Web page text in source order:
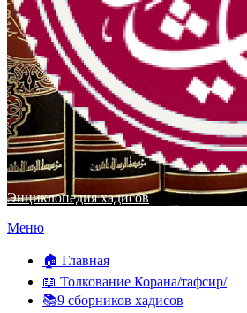
Энциклопедия хадисов
Перейти
содержимому
Меню
🏠 Главная
📖 Толкование Корана/тафсир/
📚9 сборников хадисов